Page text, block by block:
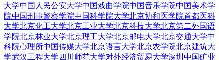
大学中国人民公安大学中国戏曲学院中国音乐学院中国美术学
院中国刑事警察学院中国科学院大学北京协和医学院首都医科
大学北京化工大学北京工业大学北京科技大学北京第二外国语
学院北京林业大学北京理工大学北京邮电大学北京交通大学中
科院心理所中国传媒大学北京语言大学北京农学院北京建筑大
学武汉工程大学 四川师范大学对外经济贸易大学深圳 中国矿业